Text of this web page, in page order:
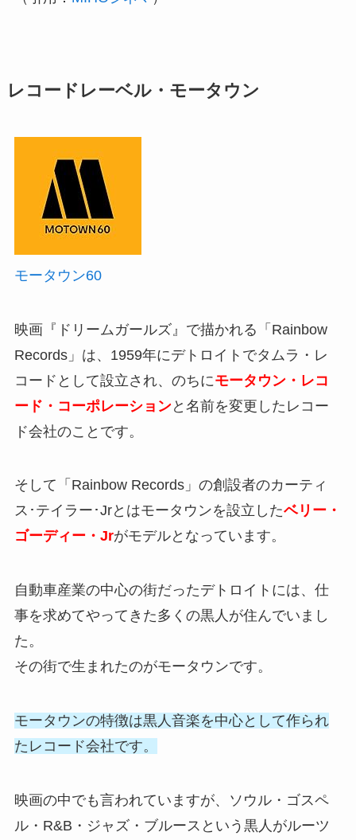
レコードレーベル・モータウン
モータウン60
映画『ドリームガールズ』で描かれる「Rainbow
Records」は、1959年にデトロイトでタムラ・レ
コードとして設立され、のちにモータウン・レコ
ード・コーポレーションと名前を変更したレコー
ド会社のことです。
そして「Rainbow Records」の創設者のカーティ
ス･テイラー･Jrとはモータウンを設立したベリー・
ゴーディー・Jrがモデルとなっています。
自動車産業の中心の街だったデトロイトには、仕
事を求めてやってきた多くの黒人が住んでいまし
た。
その街で生まれたのがモータウンです。
モータウンの特徴は黒人音楽を中心として作られ
たレコード会社です。
映画の中でも言われていますが、ソウル・ゴスペ
ル・R&B・ジャズ・ブルースという黒人がルーツ